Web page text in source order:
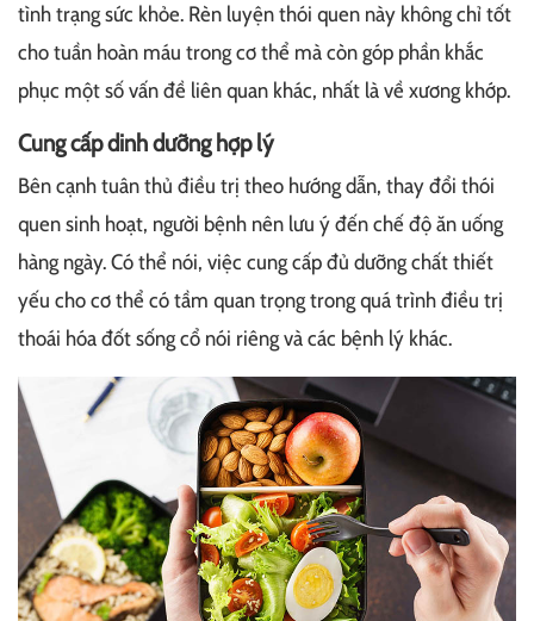
tình trạng sức khỏe. Rèn luyện thói quen này không chỉ tốt
cho tuần hoàn máu trong cơ thể mà còn góp phần khắc
phục một số vấn đề liên quan khác, nhất là về xương khớp.
Cung cấp dinh dưỡng hợp lý
Bên cạnh tuân thủ điều trị theo hướng dẫn, thay đổi thói
quen sinh hoạt, người bệnh nên lưu ý đến chế độ ăn uống
hàng ngày. Có thể nói, việc cung cấp đủ dưỡng chất thiết
yếu cho cơ thể có tầm quan trọng trong quá trình điều trị
thoái hóa đốt sống cổ nói riêng và các bệnh lý khác.